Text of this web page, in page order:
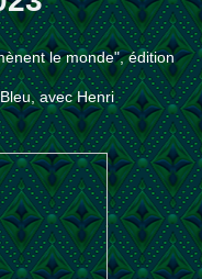
le monde", édition
avec Henri